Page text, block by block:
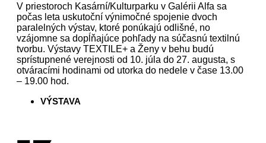
V priestoroch Kasární/Kulturparku v Galérii Alfa sa
počas leta uskutoční výnimočné spojenie dvoch
paralelných výstav, ktoré ponúkajú odlišné, no
vzájomne sa dopĺňajúce pohľady na súčasnú textilnú
tvorbu. Výstavy TEXTILE+ a Ženy v behu budú
sprístupnené verejnosti od 10. júla do 27. augusta, s
otváracími hodinami od utorka do nedele v čase 13.00
– 19.00 hod.
VÝSTAVA